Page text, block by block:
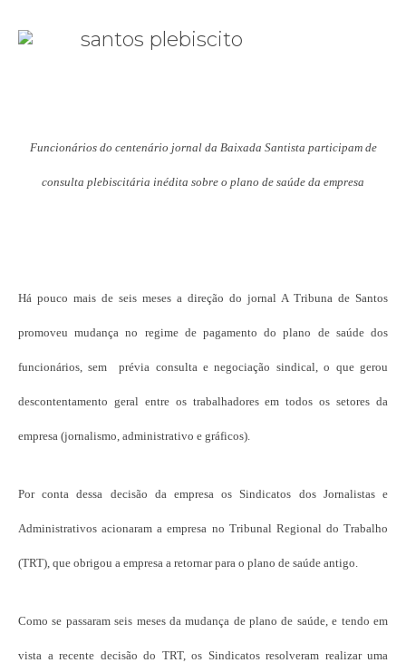
Funcionários do centenário jornal da Baixada Santista participam de
consulta plebiscitária inédita sobre o plano de saúde da empresa
Há pouco mais de seis meses a direção do jornal A Tribuna de Santos
promoveu mudança no regime de pagamento do plano de saúde dos
funcionários, sem prévia consulta e negociação sindical, o que gerou
descontentamento geral entre os trabalhadores em todos os setores da
empresa (jornalismo, administrativo e gráficos).
Por conta dessa decisão da empresa os Sindicatos dos Jornalistas e
Administrativos acionaram a empresa no Tribunal Regional do Trabalho
(TRT), que obrigou a empresa a retornar para o plano de saúde antigo.
Como se passaram seis meses da mudança de plano de saúde, e tendo em
vista a recente decisão do TRT, os Sindicatos resolveram realizar uma